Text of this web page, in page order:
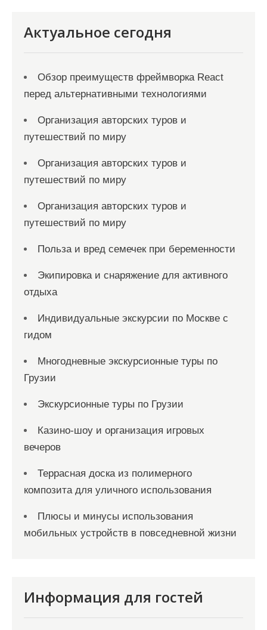
Актуальное сегодня
Обзор преимуществ фреймворка React
перед альтернативными технологиями
Организация авторских туров и
путешествий по миру
Организация авторских туров и
путешествий по миру
Организация авторских туров и
путешествий по миру
Польза и вред семечек при беременности
Экипировка и снаряжение для активного
отдыха
Индивидуальные экскурсии по Москве с
гидом
Многодневные экскурсионные туры по
Грузии
Экскурсионные туры по Грузии
Казино-шоу и организация игровых
вечеров
Террасная доска из полимерного
композита для уличного использования
Плюсы и минусы использования
мобильных устройств в повседневной жизни
Информация для гостей